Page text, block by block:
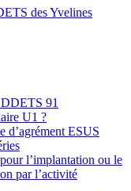
des Yvelines
DDETS 91
U1 ?
d’agrément ESUS
l’implantation ou le
par l’activité